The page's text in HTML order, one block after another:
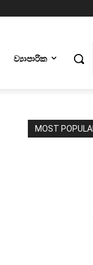
ව්‍යාපාරික
MOST